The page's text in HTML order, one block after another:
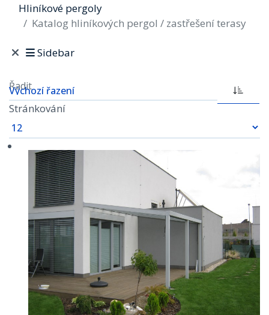
Hliníkové pergoly
Katalog hliníkových pergol / zastřešení terasy
Sidebar
Řadit
Stránkování